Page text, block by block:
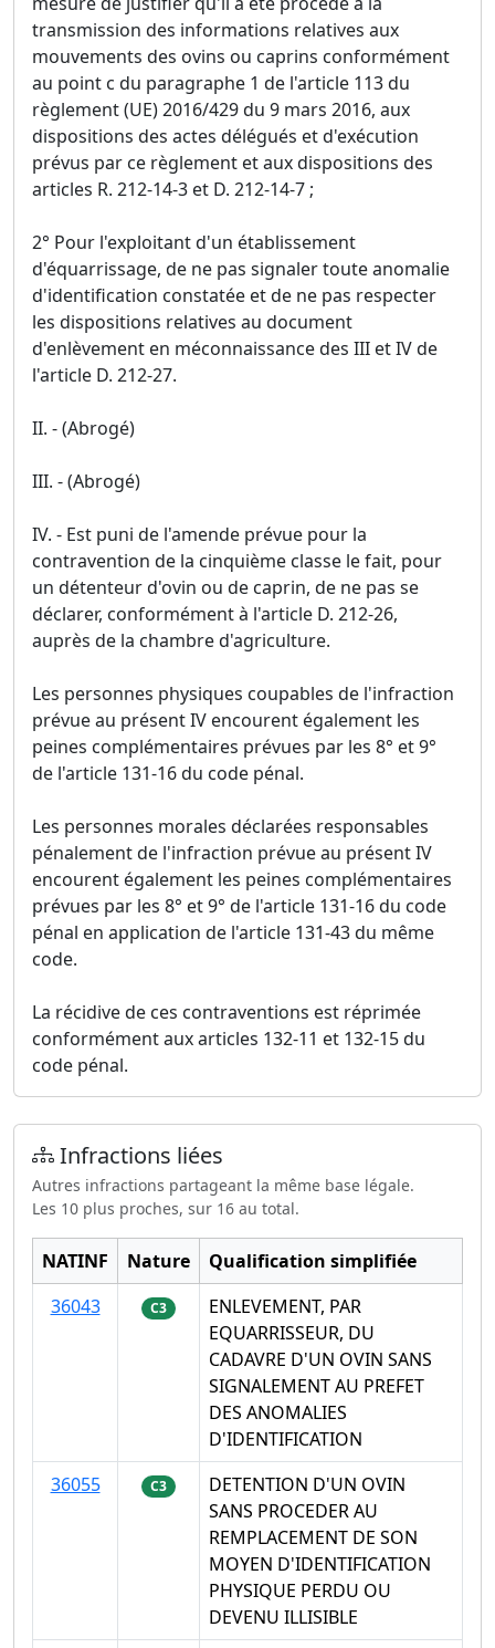
transmission des informations relatives aux
mouvements des ovins ou caprins conformément
au point c du paragraphe 1 de l'article 113 du
règlement (UE) 2016/429 du 9 mars 2016, aux
dispositions des actes délégués et d'exécution
prévus par ce règlement et aux dispositions des
articles R. 212-14-3 et D. 212-14-7 ;
2° Pour l'exploitant d'un établissement
d'équarrissage, de ne pas signaler toute anomalie
d'identification constatée et de ne pas respecter
les dispositions relatives au document
d'enlèvement en méconnaissance des III et IV de
l'article D. 212-27.
II. - (Abrogé)
III. - (Abrogé)
IV. - Est puni de l'amende prévue pour la
contravention de la cinquième classe le fait, pour
un détenteur d'ovin ou de caprin, de ne pas se
déclarer, conformément à l'article D. 212-26,
auprès de la chambre d'agriculture.
Les personnes physiques coupables de l'infraction
prévue au présent IV encourent également les
peines complémentaires prévues par les 8° et 9°
de l'article 131-16 du code pénal.
Les personnes morales déclarées responsables
pénalement de l'infraction prévue au présent IV
encourent également les peines complémentaires
prévues par les 8° et 9° de l'article 131-16 du code
pénal en application de l'article 131-43 du même
code.
La récidive de ces contraventions est réprimée
conformément aux articles 132-11 et 132-15 du
code pénal.
Infractions liées
Autres infractions partageant la même base légale.
Les 10 plus proches, sur 16 au total.
NATINF Nature
Qualification simplifiée
36043
C3
ENLEVEMENT, PAR
EQUARRISSEUR, DU
CADAVRE D'UN OVIN SANS
SIGNALEMENT AU PREFET
DES ANOMALIES
D'IDENTIFICATION
36055
C3
DETENTION D'UN OVIN
SANS PROCEDER AU
REMPLACEMENT DE SON
MOYEN D'IDENTIFICATION
PHYSIQUE PERDU OU
DEVENU ILLISIBLE